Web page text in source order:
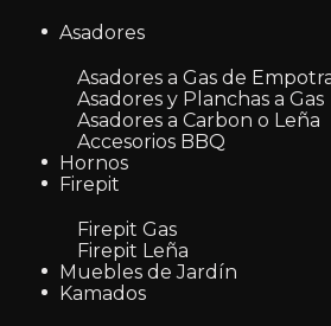
Asadores
Asadores a Gas de
Asadores y Planchas a Gas
Asadores a Carbon o Leña
Accesorios BBQ
Hornos
Firepit
Firepit Gas
Firepit Leña
Muebles de Jardín
Kamados